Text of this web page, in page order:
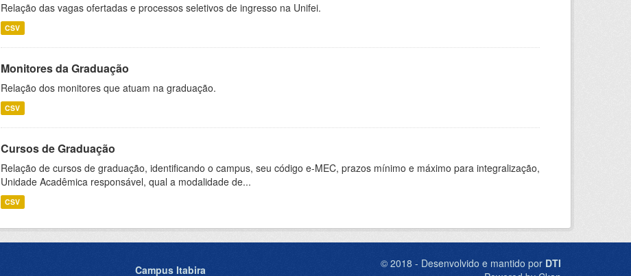
Relação das vagas ofertadas e processos seletivos de ingresso na Unifei.
CSV
Monitores da Graduação
Relação dos monitores que atuam na graduação.
CSV
Cursos de Graduação
Relação de cursos de graduação, identificando o campus, seu código e-MEC, prazos mínimo e máximo para integralização,
Unidade Acadêmica responsável, qual a modalidade de...
CSV
Campus Itabira © 2018 - Desenvolvido e mantido por DTI